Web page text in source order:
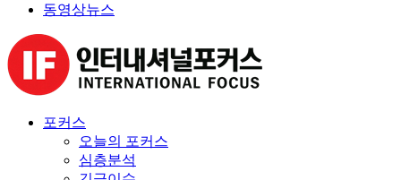
동영상뉴스
포커스
오늘의 포커스
심층분석